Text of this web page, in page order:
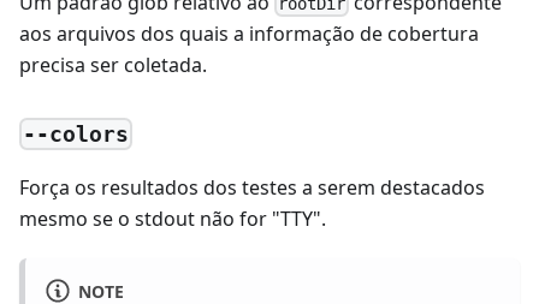
aos arquivos dos quais a informação de cobertura
precisa ser coletada.
--colors
Força os resultados dos testes a serem destacados
mesmo se o stdout não for "TTY".
NOTE